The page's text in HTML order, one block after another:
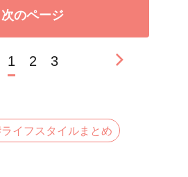
次のページ
1 2 3
イフスタイルまとめ